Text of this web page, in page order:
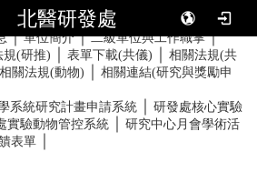
北醫研發處
｜單位簡介｜二級單位與工作職掌｜
規(研推) 表單下載(共儀)
相關法規(共
相關法規(動物)
相關連結(研究與獎勵申
系統研究計畫申請系統
研發處核心實驗
實驗動物管控系統
研究中心月會學術活
表單